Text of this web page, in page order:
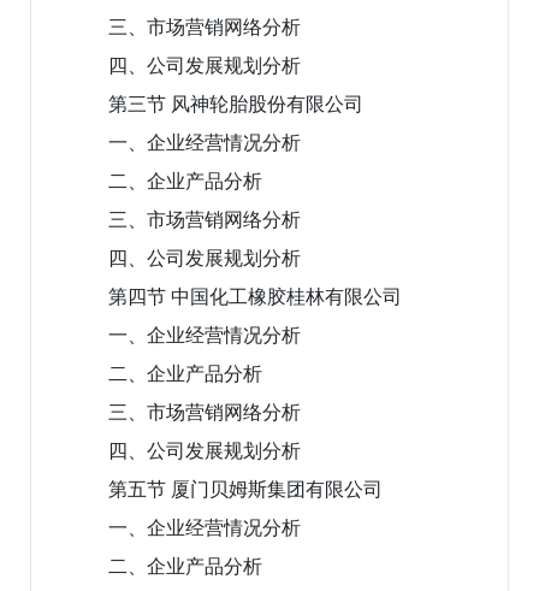
三、市场营销网络分析
四、公司发展规划分析
第三节 风神轮胎股份有限公司
一、企业经营情况分析
二、企业产品分析
三、市场营销网络分析
四、公司发展规划分析
第四节 中国化工橡胶桂林有限公司
一、企业经营情况分析
二、企业产品分析
三、市场营销网络分析
四、公司发展规划分析
第五节 厦门贝姆斯集团有限公司
一、企业经营情况分析
二、企业产品分析